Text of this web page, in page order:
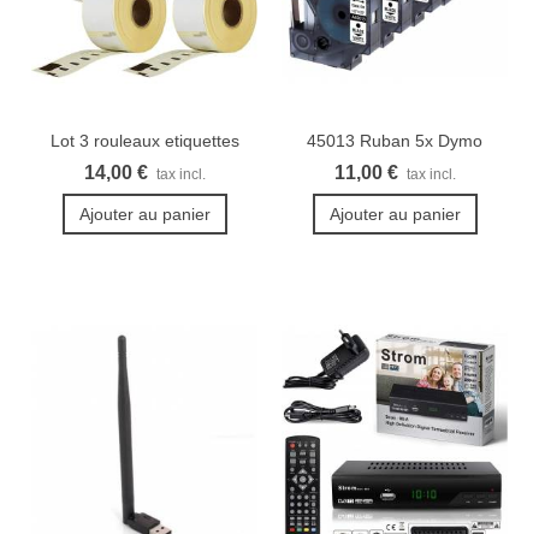
Lot 3 rouleaux etiquettes
Seiko...
14,00 € tax incl.
Ajouter au panier
45013 Ruban 5x Dymo
Rubans...
11,00 € tax incl.
Ajouter au panier